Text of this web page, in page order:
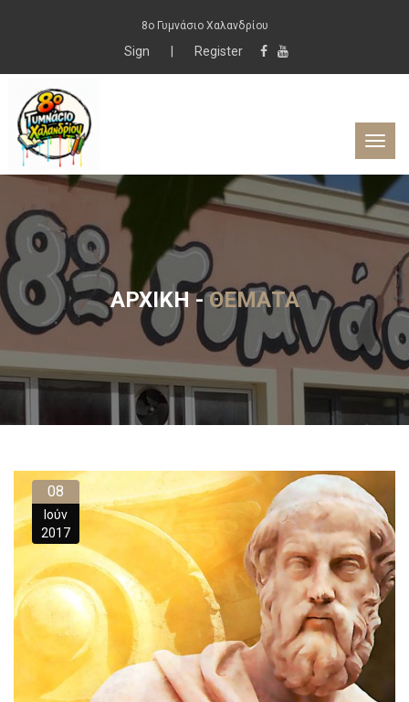
8ο Γυμνάσιο Χαλανδρίου
Sign Register
ΑΡΧΙΚΉ-ΘΈΜΑΤΑ
08
Ιούν
2017